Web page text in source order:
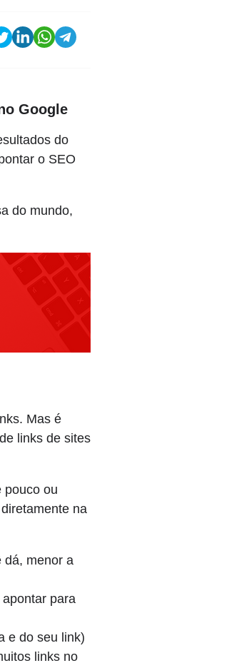
Google
do
o SEO
do mundo,
Mas é
links de sites
pouco ou
na
dá, menor a
para
e do seu link)
links no